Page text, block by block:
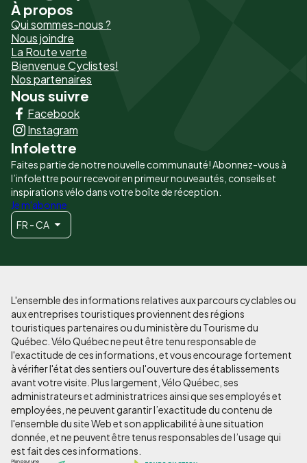
Pied
de
page
-
Liens
principaux
À propos
Qui sommes-nous ?
Nous joindre
La Route verte
Bienvenue Cyclistes!
Nos partenaires
Nous suivre
Facebook
Instagram
Infolettre
Faites partie de notre nouvelle communauté! Abonnez-vous à
l’infolettre pour recevoir en primeur nouveautés, conseils et
inspirations vélo dans votre boîte de réception.
Je m'abonne
FR - CA
L'ensemble des informations relatives aux parcours cyclables ou
aux entreprises touristiques proviennent des régions
touristiques partenaires ou du ministère du Tourisme du
Québec. Vélo Québec ne peut être tenu responsable de
l'exactitude de ces informations, et vous encourage fortement
à vérifier l'état des sentiers ou l'ouverture des établissements
avant votre visite. Plus largement, Vélo Québec, ses
administrateurs et administratrices ainsi que ses employés et
employées, ne peuvent garantir l’exactitude du contenu de
l'ensemble du site Web et son applicabilité à une situation
donnée, et ne peuvent être tenus responsables de l’usage qui
est fait des ces informations.